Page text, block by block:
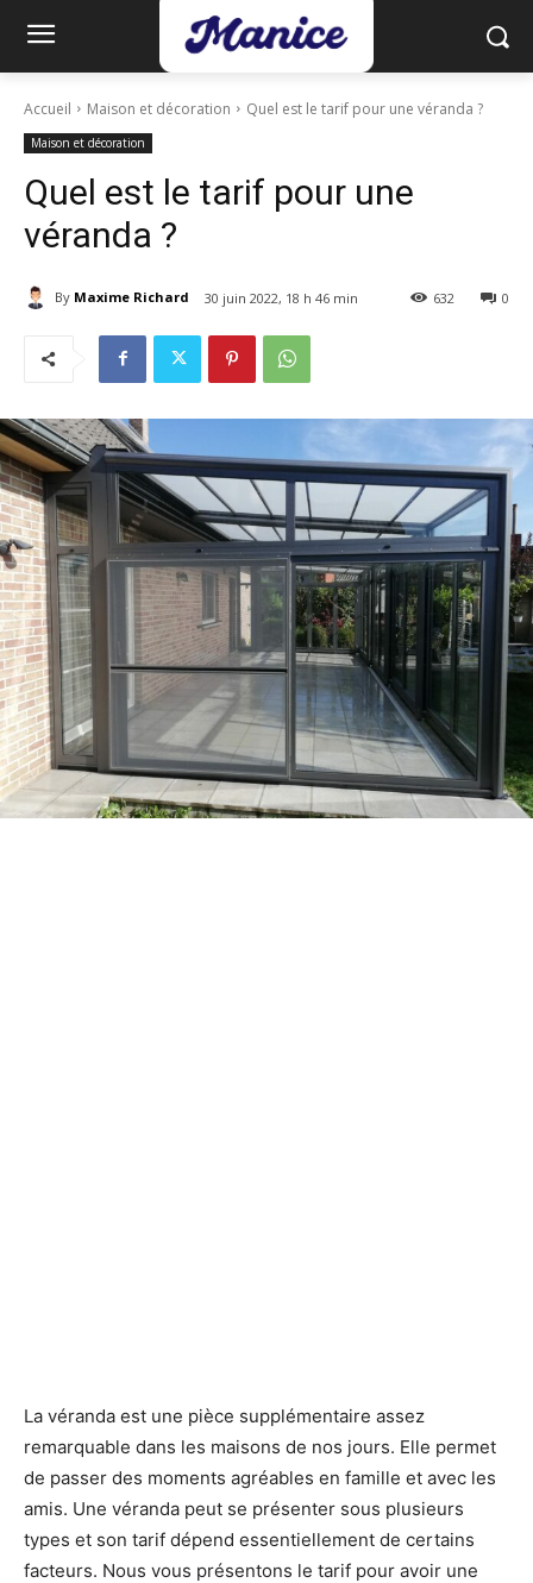
Accueil Maison et décoration Quel est le tarif pour une véranda ?
Maison et décoration
Quel est le tarif pour une
véranda ?
By Maxime Richard 30 juin 2022, 18 h 46 min 0
632
La véranda est une pièce supplémentaire assez
remarquable dans les maisons de nos jours. Elle permet
de passer des moments agréables en famille et avec les
amis. Une véranda peut se présenter sous plusieurs
types et son tarif dépend essentiellement de certains
facteurs. Nous vous présentons le tarif pour avoir une